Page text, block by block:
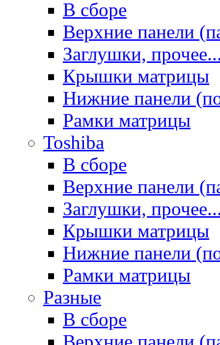
В сборе
Верхние панели
Заглушки,
Крышки матрицы
Нижние панели
Рамки матрицы
Toshiba
В сборе
Верхние панели
Заглушки,
Крышки матрицы
Нижние панели
Рамки матрицы
Разные
В сборе